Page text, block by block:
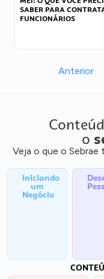
SABER PARA
FUNCIONÁRIOS
Anterior
o
Veja o que o
Iniciando
um
Negócio